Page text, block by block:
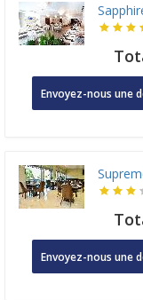
Envoyez-nous une
Envoyez-nous une